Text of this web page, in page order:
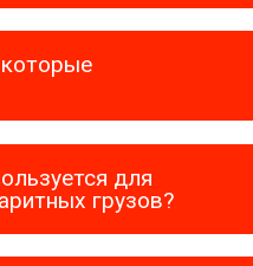
для
грузов?